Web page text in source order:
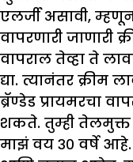
एलर्जी असावी,
वापरणारी जाणारी
वापराल तेव्हा ते
द्या. त्यानंतर क्रीम
ब्रॅण्डेड प्रायमरचा
शकते. तुम्ही तेलमुक्त
माझंवय ३० वर्षे आहे.